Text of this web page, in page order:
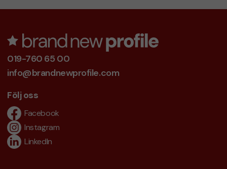
019-760 65 00
info@brandnewprofile.com
Följ oss
Facebook
Instagram
LinkedIn